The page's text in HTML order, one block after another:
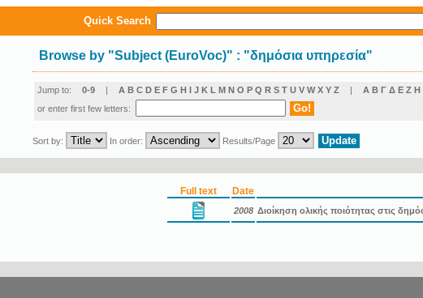
Quick Search
Browse by "Subject (EuroVoc)" : "δημόσια υπηρεσία"
Jump to: 0-9 | A B C D E F G H I J K L M N O P Q R S T U V W X Y Z | Α Β Γ Δ Ε Ζ Η
or enter first few letters:
Sort by: In order: Results/Page
Full text Date
2008 Διοίκηση ολικής ποιότητας στις